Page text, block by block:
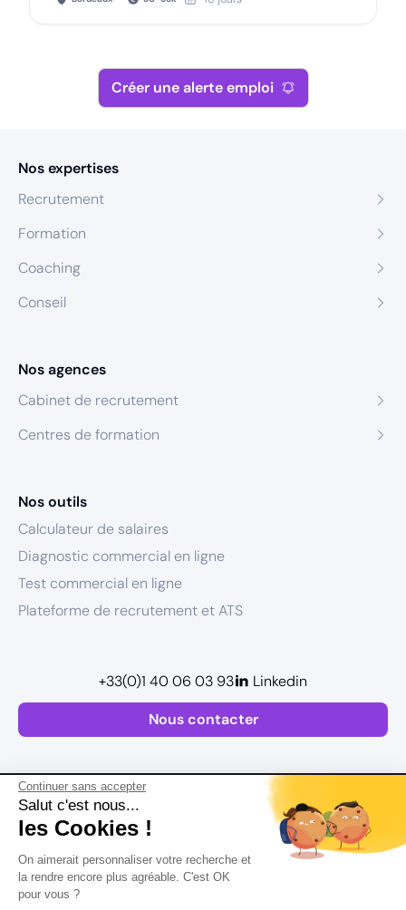
Continuer sans accepter
Salut c'est nous...
les Cookies !
On aimerait personnaliser votre recherche et
la rendre encore plus agréable. C'est OK
pour vous ?
Créer une alerte emploi
Postuler
Nos expertises
Recrutement
Formation
Coaching
Conseil
Nos agences
Cabinet de recrutement
Centres de formation
Nos outils
Calculateur de salaires
Diagnostic commercial en ligne
Test commercial en ligne
Plateforme de recrutement et ATS
Nous contacter
+33(0)1 40 06 03 93 Linkedin
Plan de site
Mentions légales